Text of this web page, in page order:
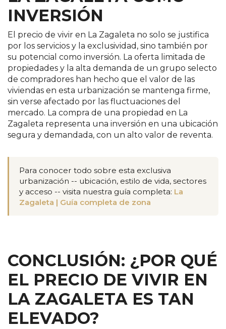
INVERSIÓN
El precio de vivir en La Zagaleta no solo se justifica
por los servicios y la exclusividad, sino también por
su potencial como inversión. La oferta limitada de
propiedades y la alta demanda de un grupo selecto
de compradores han hecho que el valor de las
viviendas en esta urbanización se mantenga firme,
sin verse afectado por las fluctuaciones del
mercado. La compra de una propiedad en La
Zagaleta representa una inversión en una ubicación
segura y demandada, con un alto valor de reventa.
Para conocer todo sobre esta exclusiva
urbanización -- ubicación, estilo de vida, sectores
y acceso -- visita nuestra guía completa: La
Zagaleta | Guía completa de zona
CONCLUSIÓN: ¿POR QUÉ
EL PRECIO DE VIVIR EN
LA ZAGALETA ES TAN
ELEVADO?